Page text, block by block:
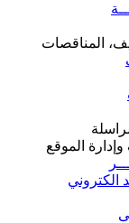
المناقصات
الموقع
الكتروني